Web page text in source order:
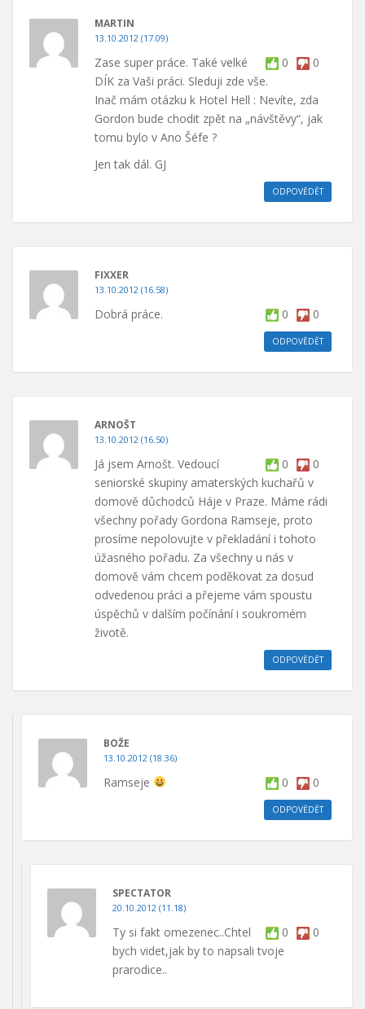
MARTIN
13.10.2012 (17.09)
0 0
Zase super práce. Také velké
DÍK za Vaši práci. Sleduji zde vše.
Inač mám otázku k Hotel Hell : Nevíte, zda
Gordon bude chodit zpět na „návštěvy“, jak
tomu bylo v Ano Šéfe ?
Jen tak dál. GJ
ODPOVĚDĚT
FIXXER
13.10.2012 (16.58)
0 0
Dobrá práce.
ODPOVĚDĚT
ARNOŠT
13.10.2012 (16.50)
0 0
Já jsem Arnošt. Vedoucí
seniorské skupiny amaterských kuchařů v
domově důchodců Háje v Praze. Máme rádi
všechny pořady Gordona Ramseje, proto
prosíme nepolovujte v překladání i tohoto
úžasného pořadu. Za všechny u nás v
domově vám chcem poděkovat za dosud
odvedenou práci a přejeme vám spoustu
úspěchů v dalším počínání i soukromém
životě.
ODPOVĚDĚT
BOŽE
13.10.2012 (18.36)
0 0
Ramseje
ODPOVĚDĚT
SPECTATOR
20.10.2012 (11.18)
0 0
Ty si fakt omezenec..Chtel
bych videt,jak by to napsali tvoje
prarodice..